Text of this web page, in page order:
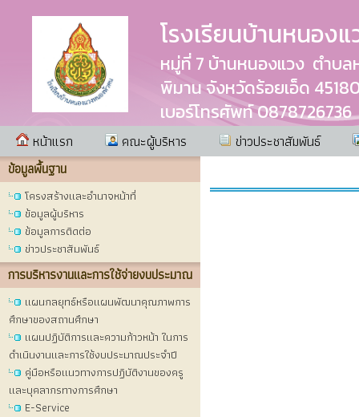
โรงเรียนบ้านหนอง
หมู่ที่ 7 บ้านหนองแวง ตำบ
พิมาน จังหวัดร้อยเอ็ด
เบอร์โทรศัพท์ 0878726736
หน้าแรก คณะผู้บริหาร ข่าวประชาสัมพันธ์
ข้อมูลพื้นฐาน
โครงสร้างและอำนาจหน้าที่
ข้อมูลผู้บริหาร
ข้อมูลการติดต่อ
ข่าวประชาสัมพันธ์
การบริหารงานและการใช้จ่ายงบประมาณ
แผนกลยุทธ์หรือแผนพัฒนาคุณภาพการ
ศึกษาของสถานศึกษา
แผนปฏิบัติการและความก้าวหน้า ในการ
ดำเนินงานและการใช้งบประมาณประจำปี
คู่มือหรือแนวทางการปฏิบัติงานของครู
และบุคลากรทางการศึกษา
E-Service